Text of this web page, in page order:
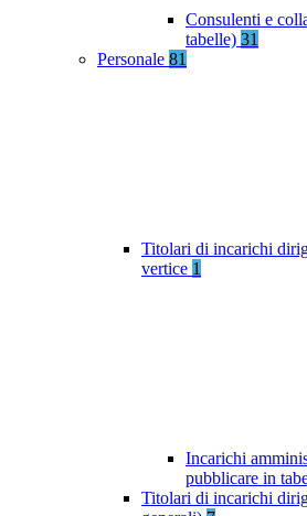
Consulenti e
tabelle) 31
Personale 81
Titolari di incarichi
vertice 1
Incarichi
pubblicare in
Titolari di incarichi